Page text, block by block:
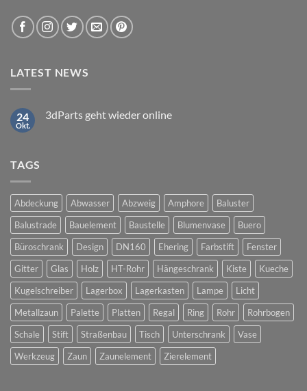
LATEST NEWS
24
Okt.
3dParts geht wieder online
TAGS
Abdeckung Abwasser Abzweig Amphore
Baluster
Balustrade
Bauelement Baustelle Blumenvase
Buero
Büroschrank
Design DN160 Ehering Farbstift
Fenster
Gitter
Glas Holz HT-Rohr Hängeschrank Kiste
Kueche
Kugelschreiber
Lagerbox Lagerkasten Lampe
Licht
Metallzaun
Palette Platten Regal Ring Rohr
Rohrbogen
Schale
Stift Straßenbau Tisch Unterschrank
Vase
Werkzeug
Zaun Zaunelement Zierelement